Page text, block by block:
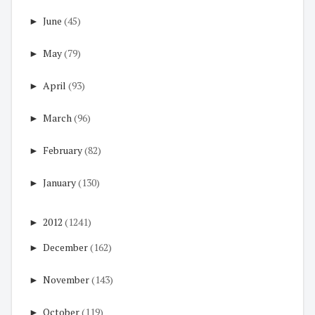
► June (45)
► May(79)
► April (93)
► March (96)
► February(82)
► January(130)
► 2012 (1241)
► December(162)
► November(143)
► October(119)